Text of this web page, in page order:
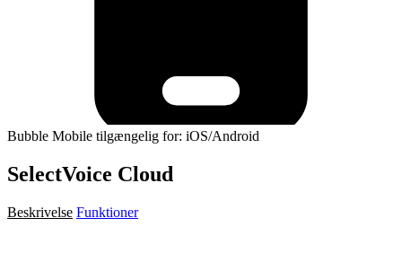
Bubble Mobile tilgængelig for: iOS/Android
SelectVoice Cloud
Beskrivelse Funktioner